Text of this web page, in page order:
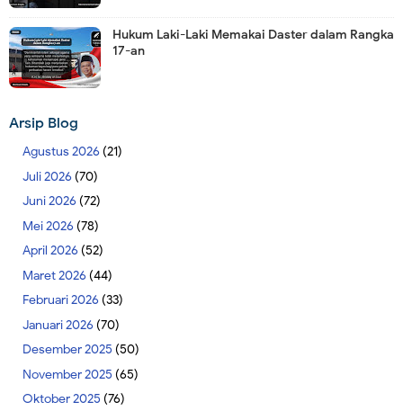
Hukum Laki-Laki Memakai Daster dalam Rangka
17-an
Arsip Blog
Agustus 2026 (21)
Juli 2026 (70)
Juni 2026 (72)
Mei 2026 (78)
April 2026 (52)
Maret 2026 (44)
Februari 2026 (33)
Januari 2026 (70)
Desember 2025 (50)
November 2025 (65)
Oktober 2025 (76)